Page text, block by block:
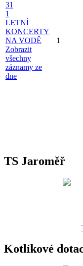
31
1
LETNÍ
KONCERTY
NA VODĚ
Zobrazit
všechny
záznamy ze
dne
1
TS Jaroměř
Kotlíkové